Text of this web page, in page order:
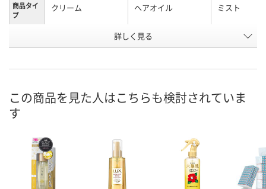
商品タイ
プ
クリーム ヘアオイル ミスト
EP22256 XN44054
お届け日 8月13日（木） 8月13日（木）
ついてご連絡
数量
カゴへ カゴへ カ
詳しく見る
この商品を見た人はこちらも検討されていま
す